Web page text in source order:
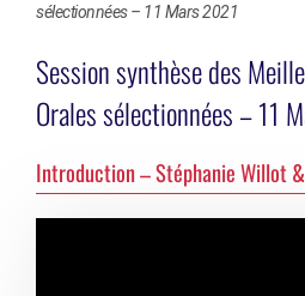
sélectionnées – 11 Mars 2021
Session synthèse des
Orales sélectionnées – 11
Introduction – Stéphanie Willot &